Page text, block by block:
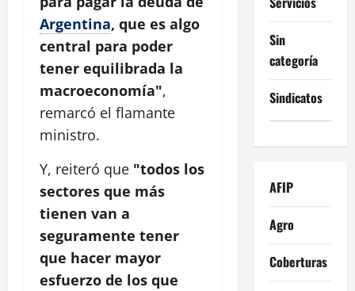
Argentina, que es algo
central para poder
tener equilibrada la
macroeconomía",
remarcó el flamante
ministro.
Y, reiteró que "todos los
sectores que más
tienen van a
seguramente tener
que hacer mayor
esfuerzo de los que
Sin
categoría
Sindicatos
AFIP
Agro
Coberturas